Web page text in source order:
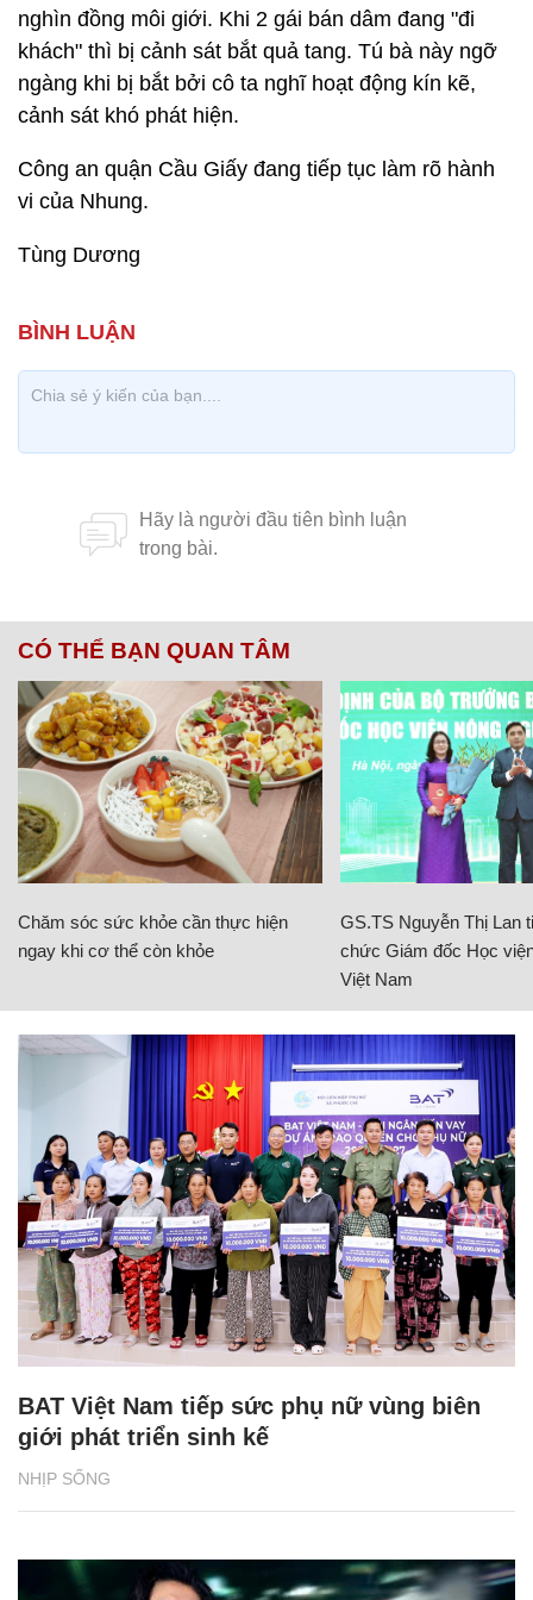
nghìn đồng môi giới. Khi 2 gái bán dâm đang "đi
khách" thì bị cảnh sát bắt quả tang. Tú bà này ngỡ
ngàng khi bị bắt bởi cô ta nghĩ hoạt động kín kẽ,
cảnh sát khó phát hiện.
Công an quận Cầu Giấy đang tiếp tục làm rõ hành
vi của Nhung.
Tùng Dương
CÓ THỂ BẠN QUAN TÂM
Chăm sóc sức khỏe cần thực hiện
ngay khi cơ thể còn khỏe
GS.TS Nguyễn Thị Lan
chức Giám đốc Học
Việt Nam
NHỊP SỐNG
BAT Việt Nam tiếp sức phụ nữ vùng biên
giới phát triển sinh kế